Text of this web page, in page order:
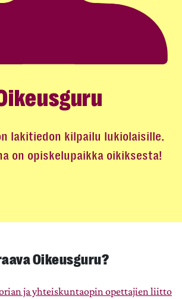
lakitiedon kilpailu lukiolaisille.
on opiskelupaikka oikiksesta!
Oikeusguru?
ja yhteiskuntaopin opettajien liitto